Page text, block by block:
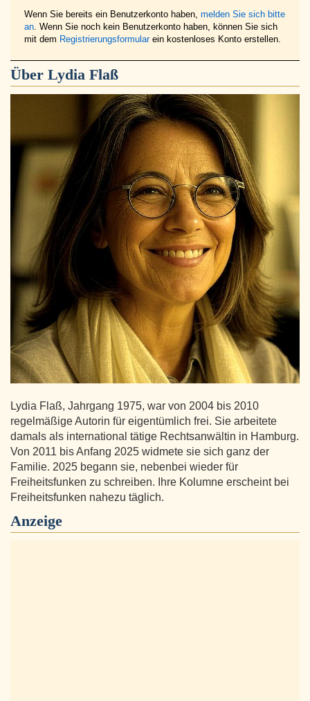
Wenn Sie bereits ein Benutzerkonto haben, melden Sie sich bitte
an . Wenn Sie noch kein Benutzerkonto haben, können Sie sich
mit dem Registrierungsformularein kostenloses Konto erstellen.
Über Lydia Flaß
Lydia Flaß, Jahrgang 1975, war von 2004 bis 2010
regelmäßige Autorin für eigentümlich frei. Sie arbeitete
damals als international tätige Rechtsanwältin in Hamburg.
Von 2011 bis Anfang 2025 widmete sie sich ganz der
Familie. 2025 begann sie, nebenbei wieder für
Freiheitsfunken zu schreiben. Ihre Kolumne erscheint bei
Freiheitsfunken nahezu täglich.
Anzeige